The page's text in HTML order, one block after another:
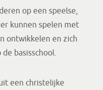
op een speelse,
kunnen spelen met
ontwikkelen en zich
basisschool.
een christelijke